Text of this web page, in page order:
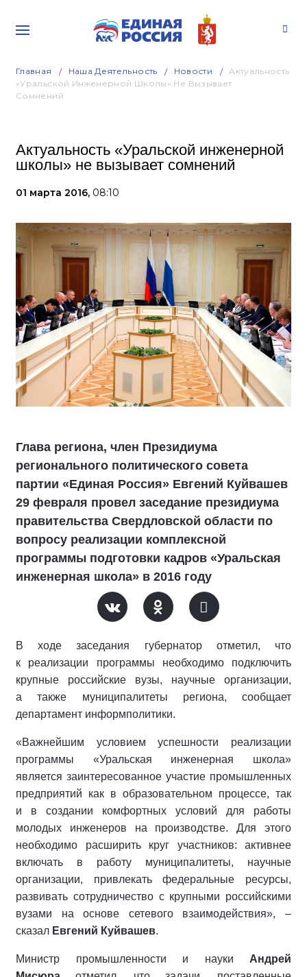
Главная Наша Деятельность Новости
Актуальность
«Уральской Инженерной Школы» Не Вызывает
Сомнений
Актуальность «Уральской инженерной
школы» не вызывает сомнений
01 марта 2016, 08:10
Глава региона, член Президиума
регионального политического совета
партии «Единая Россия» Евгений Куйвашев
29 февраля провел заседание президиума
правительства Свердловской области по
вопросу реализации комплексной
программы подготовки кадров «Уральская
инженерная школа» в 2016 году
В ходе заседания губернатор отметил, что
к реализации программы необходимо подключить
крупные российские вузы, научные организации,
а также муниципалитеты региона, сообщает
департамент информполитики.
«Важнейшим условием успешности реализации
программы «Уральская инженерная школа»
является заинтересованное участие промышленных
предприятий как в образовательном процессе, так
и в создании комфортных условий для работы
молодых инженеров на производстве. Для этого
необходимо расширить круг участников: активнее
включать в работу муниципалитеты, научные
организации, привлекать федеральные ресурсы,
развивать сотрудничество с крупными российскими
вузами на основе сетевого взаимодействия», –
сказал Евгений Куйвашев.
Министр промышленности и науки Андрей